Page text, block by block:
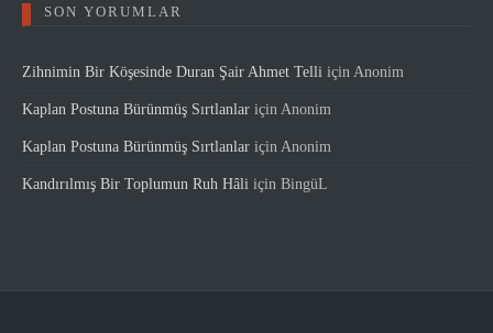
SON YORUMLAR
Zihnimin Bir Köşesinde Duran Şair Ahmet Telli için Anonim
Kaplan Postuna Bürünmüş Sırtlanlar için Anonim
Kaplan Postuna Bürünmüş Sırtlanlar için Anonim
Kandırılmış Bir Toplumun Ruh Hâli için BingüL